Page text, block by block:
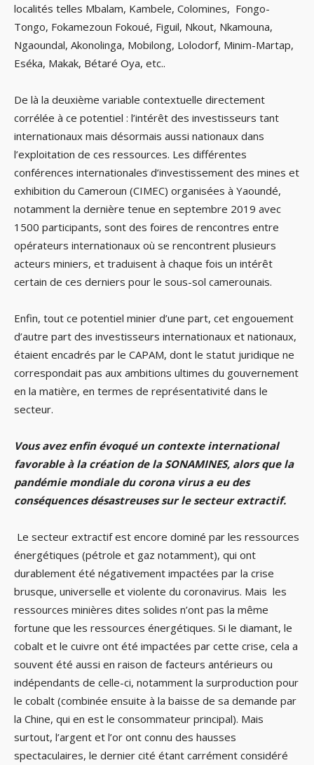
localités telles Mbalam, Kambele, Colomines, Fongo-
Tongo, Fokamezoun Fokoué, Figuil, Nkout, Nkamouna,
Ngaoundal, Akonolinga, Mobilong, Lolodorf, Minim-Martap,
Eséka, Makak, Bétaré Oya, etc..
De là la deuxième variable contextuelle directement
corrélée à ce potentiel : l’intérêt des investisseurs tant
internationaux mais désormais aussi nationaux dans
l’exploitation de ces ressources. Les différentes
conférences internationales d’investissement des mines et
exhibition du Cameroun (CIMEC) organisées à Yaoundé,
notamment la dernière tenue en septembre 2019 avec
1500 participants, sont des foires de rencontres entre
opérateurs internationaux où se rencontrent plusieurs
acteurs miniers, et traduisent à chaque fois un intérêt
certain de ces derniers pour le sous-sol camerounais.
Enfin, tout ce potentiel minier d’une part, cet engouement
d’autre part des investisseurs internationaux et nationaux,
étaient encadrés par le CAPAM, dont le statut juridique ne
correspondait pas aux ambitions ultimes du gouvernement
en la matière, en termes de représentativité dans le
secteur.
Vous avez enfin évoqué un contexte international
favorable à la création de la SONAMINES, alors que la
pandémie mondiale du corona virus a eu des
conséquences désastreuses sur le secteur extractif.
Le secteur extractif est encore dominé par les ressources
énergétiques (pétrole et gaz notamment), qui ont
durablement été négativement impactées par la crise
brusque, universelle et violente du coronavirus. Mais les
ressources minières dites solides n’ont pas la même
fortune que les ressources énergétiques. Si le diamant, le
cobalt et le cuivre ont été impactées par cette crise, cela a
souvent été aussi en raison de facteurs antérieurs ou
indépendants de celle-ci, notamment la surproduction pour
le cobalt (combinée ensuite à la baisse de sa demande par
la Chine, qui en est le consommateur principal). Mais
surtout, l’argent et l’or ont connu des hausses
spectaculaires, le dernier cité étant carrément considéré